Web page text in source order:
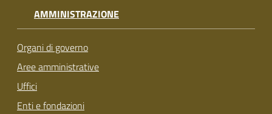
AMMINISTRAZIONE
Organi di governo
Aree amministrative
Uffici
Enti e fondazioni